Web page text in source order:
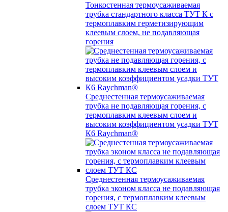
Тонкостенная термоусаживаемая
трубка стандартного класса ТУТ К с
термоплавким герметизирующим
клеевым слоем, не подавляющая
горения
Среднестенная термоусаживаемая
трубка не подавляющая горения, с
термоплавким клеевым слоем и
высоким коэффициентом усадки ТУТ
К6 Raychman®
Среднестенная термоусаживаемая
трубка эконом класса не подавляющая
горения, с термоплавким клеевым
слоем ТУТ КС